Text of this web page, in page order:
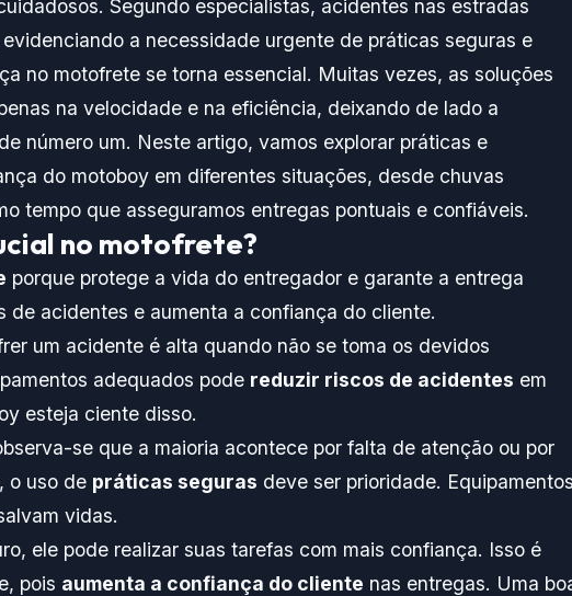
Segundo especialistas, acidentes nas estradas
a necessidade urgente de práticas seguras e
no motofrete se torna essencial. Muitas vezes, as soluções
na velocidade e na eficiência, deixando de lado a
número um. Neste artigo, vamos explorar práticas e
do motoboy em diferentes situações, desde chuvas
tempo que asseguramos entregas pontuais e confiáveis.
no motofrete?
porque protege a vida do entregador e garante a entrega
de acidentes e aumenta a confiança do cliente.
um acidente é alta quando não se toma os devidos
adequados pode reduzir riscos de acidentes em
esteja ciente disso.
se que a maioria acontece por falta de atenção ou por
o uso de práticas seguras deve ser prioridade.
vidas.
ele pode realizar suas tarefas com mais confiança. Isso é
pois aumenta a confiança do cliente nas entregas. Uma